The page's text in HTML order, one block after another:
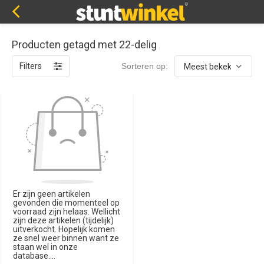
Producten getagd met 22-delig
Filters Sorteren op:
Er zijn geen artikelen
gevonden die momenteel op
voorraad zijn helaas. Wellicht
zijn deze artikelen (tijdelijk)
uitverkocht. Hopelijk komen
ze snel weer binnen want ze
staan wel in onze
database....